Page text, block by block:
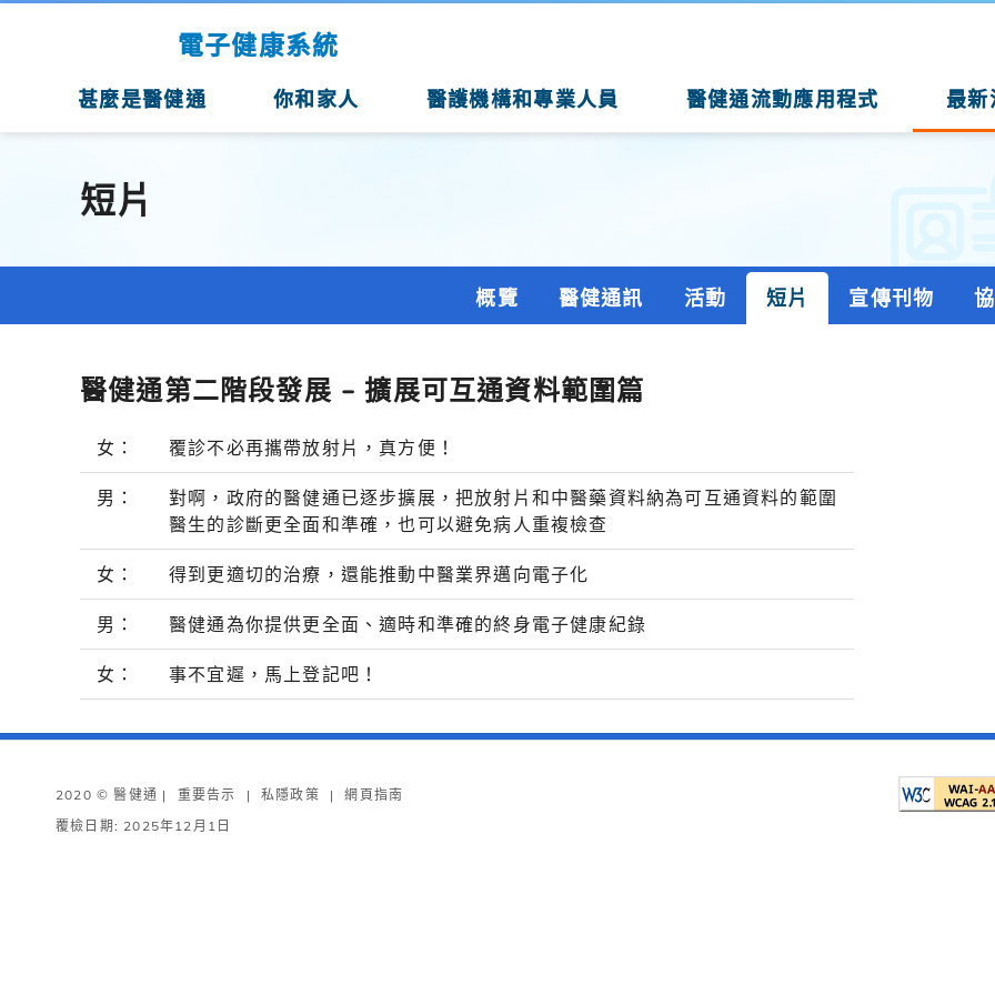
電子健康系統
甚麼是醫健通 你和家人 醫護機構和專業人員 醫健通流動應用程式 最新
短片
概覽 醫健通訊 活動 短片 宣傳刊物
醫健通第二階段發展 – 擴展可互通資料範圍篇
女： 覆診不必再攜帶放射片，真方便！
男：
對啊，政府的醫健通已逐步擴展，把放射片和中醫藥資料納為可互通資料的範圍
醫生的診斷更全面和準確，也可以避免病人重複檢查
女： 得到更適切的治療，還能推動中醫業界邁向電子化
男： 醫健通為你提供更全面、適時和準確的終身電子健康紀錄
女： 事不宜遲，馬上登記吧！
2020 © 醫健通 | 重要告示 | 私隱政策 |
網頁指南
覆檢日期: 2025年12月1日